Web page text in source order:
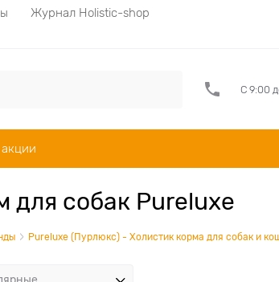
Журнал Holistic-shop
С 9:00
для собак Pureluxe
Pureluxe (Пурлюкс) - Холистик корма для собак и